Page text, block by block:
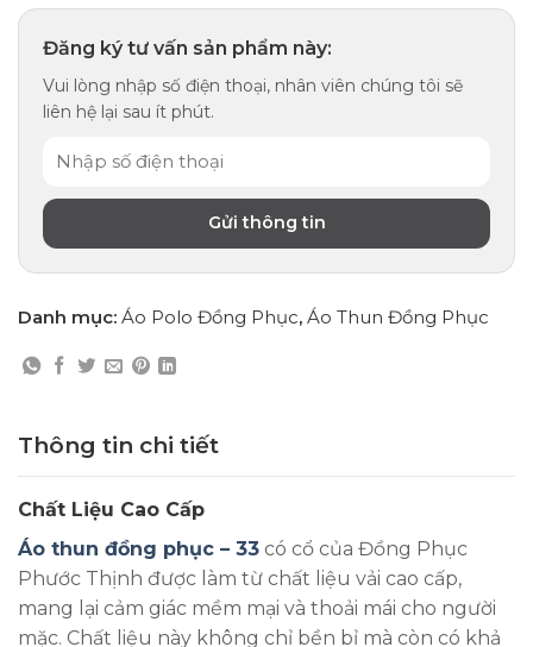
Đăng ký tư vấn sản phẩm này:
Vui lòng nhập số điện thoại, nhân viên chúng tôi sẽ
liên hệ lại sau ít phút.
Danh mục: Áo Polo Đồng Phục, Áo Thun Đồng Phục
Thông tin chi tiết
Chất Liệu Cao Cấp
Áo thun đồng phục – 33 có cổ của Đồng Phục
Phước Thịnh được làm từ chất liệu vải cao cấp,
mang lại cảm giác mềm mại và thoải mái cho người
mặc. Chất liệu này không chỉ bền bỉ mà còn có khả